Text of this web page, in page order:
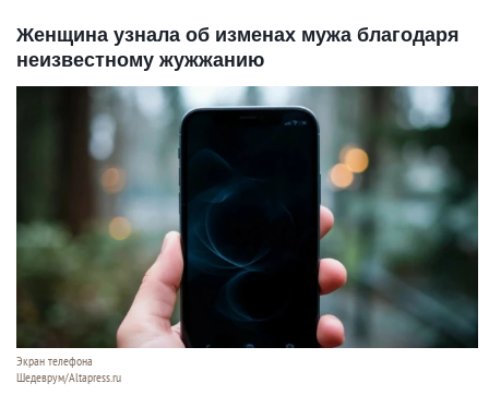
Женщина узнала об изменах мужа благодаря
неизвестному жужжанию
Экран телефона
Шедеврум/Altapress.ru